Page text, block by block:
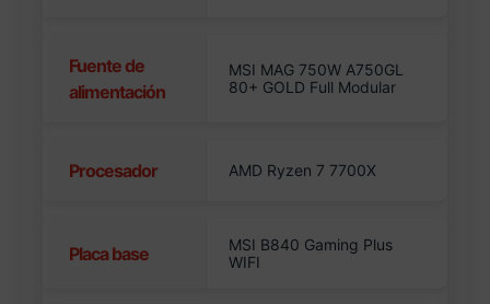
Fuente de
alimentación
MSI MAG 750W A750GL
80+ GOLD Full Modular
Procesador AMD Ryzen 7 7700X
Placa base
MSI B840 Gaming Plus
WIFI